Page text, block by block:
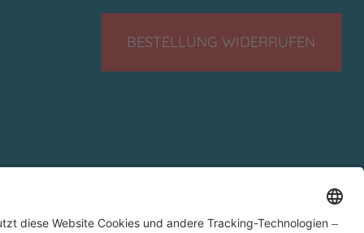
BESTELLUNG WIDERRUFEN